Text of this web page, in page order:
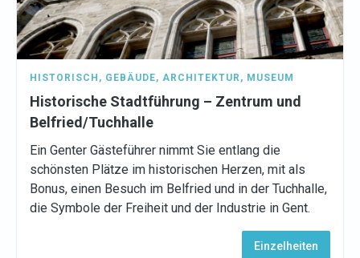
HISTORISCH , GEBÄUDE, ARCHITEKTUR , MUSEUM
Historische Stadtführung – Zentrum und
Belfried/Tuchhalle
Ein Genter Gästeführer nimmt Sie entlang die
schönsten Plätze im historischen Herzen, mit als
Bonus, einen Besuch im Belfried und in der Tuchhalle,
die Symbole der Freiheit und der Industrie in Gent.
Einzelheiten